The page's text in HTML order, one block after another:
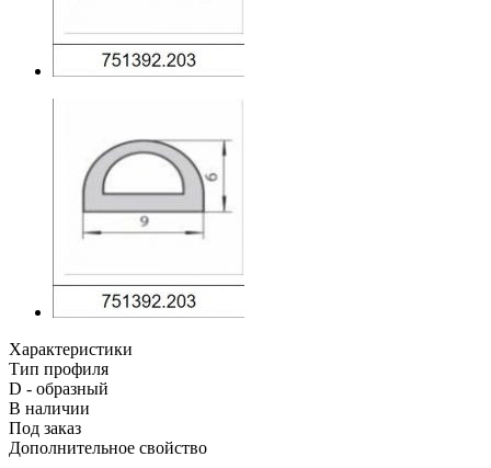
Характеристики
Тип профиля
D - образный
В наличии
Под заказ
Дополнительное свойство